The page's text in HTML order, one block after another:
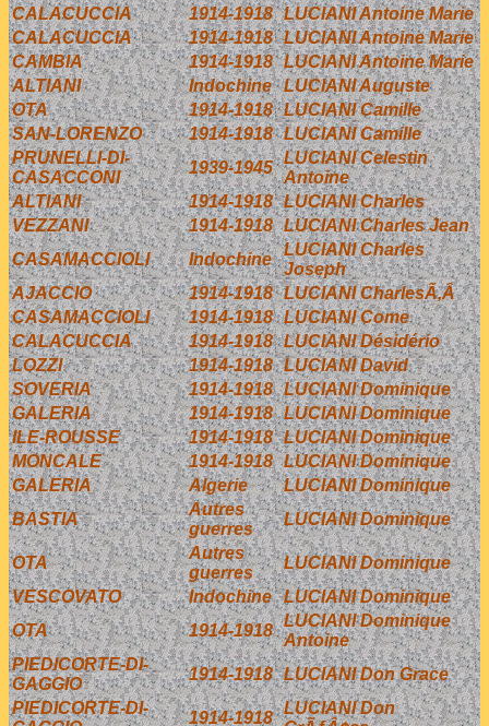
CALACUCCIA
1914-1918 LUCIANI Antoine Marie
CALACUCCIA
1914-1918 LUCIANI Antoine Marie
CAMBIA
1914-1918 LUCIANI Antoine Marie
ALTIANI
Indochine
LUCIANI Auguste
OTA
1914-1918 LUCIANI Camille
SAN-LORENZO
1914-1918 LUCIANI Camille
PRUNELLI-DI-
CASACCONI
1939-1945
LUCIANI Celestin
Antoine
ALTIANI
1914-1918 LUCIANI Charles
VEZZANI
1914-1918 LUCIANI Charles Jean
CASAMACCIOLI
Indochine
LUCIANI Charles
Joseph
AJACCIO
1914-1918 LUCIANI CharlesÃ‚Â
CASAMACCIOLI
1914-1918 LUCIANI Come
CALACUCCIA
1914-1918 LUCIANI Désidério
LOZZI
1914-1918 LUCIANI David
SOVERIA
1914-1918 LUCIANI Dominique
GALERIA
1914-1918 LUCIANI Dominique
ILE-ROUSSE
1914-1918 LUCIANI Dominique
MONCALE
1914-1918 LUCIANI Dominique
GALERIA
Algerie
LUCIANI Dominique
BASTIA
Autres
guerres
LUCIANI Dominique
OTA
Autres
guerres
LUCIANI Dominique
VESCOVATO
Indochine
LUCIANI Dominique
OTA
1914-1918
LUCIANI Dominique
Antoine
PIEDICORTE-DI-
GAGGIO
1914-1918 LUCIANI Don Grace
PIEDICORTE-DI-
1914-1918
LUCIANI Don